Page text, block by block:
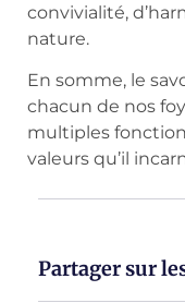
convivialité,
nature.
En somme, le
chacun de nos
multiples
valeurs qu’il
Partager sur